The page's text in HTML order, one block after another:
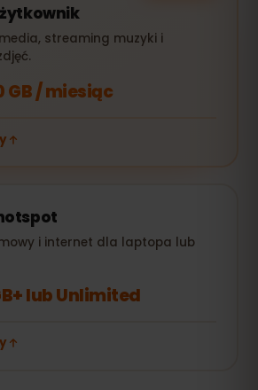
streaming muzyki i
GB / miesiąc
i internet dla laptopa lub
lub Unlimited